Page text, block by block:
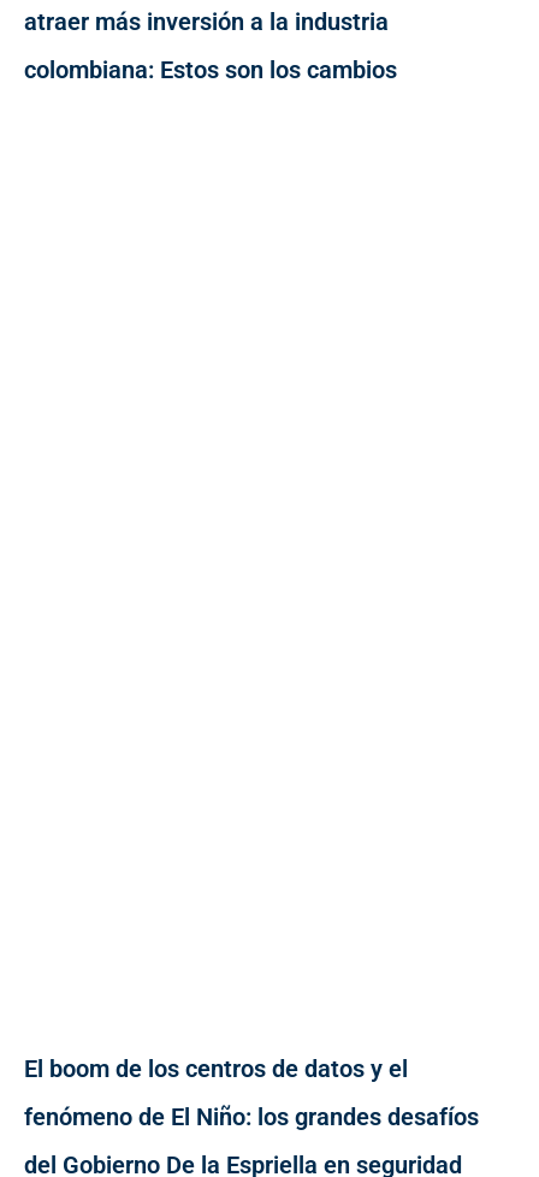
atraer más inversión a la industria
colombiana: Estos son los cambios
El boom de los centros de datos y el
fenómeno de El Niño: los grandes desafíos
del Gobierno De la Espriella en seguridad